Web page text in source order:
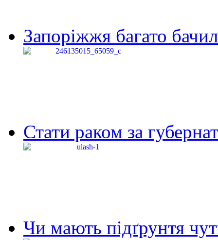
Запоріжжя багато
Стати раком за
Чи мають підґрунтя